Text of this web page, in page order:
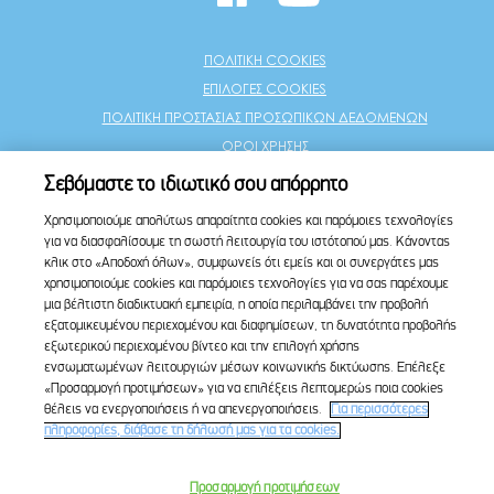
ΠΟΛΙΤΙΚΗ COOKIES
ΕΠΙΛΟΓΕΣ COOKIES
ΠΟΛΙΤΙΚΗ ΠΡΟΣΤΑΣΙΑΣ ΠΡΟΣΩΠΙΚΩΝ ΔΕΔΟΜΕΝΩΝ
ΟΡΟΙ ΧΡΗΣΗΣ
ΙΔΕΕΣ ΠΟΥ ΜΙΛΑΝΕ
Σεβόμαστε το ιδιωτικό σου απόρρητο
Χρησιμοποιούμε απολύτως απαραίτητα cookies και παρόμοιες τεχνολογίες
για να διασφαλίσουμε τη σωστή λειτουργία του ιστότοπού μας. Κάνοντας
κλικ στο «Αποδοχή όλων», συμφωνείς ότι εμείς και οι συνεργάτες μας
χρησιμοποιούμε cookies και παρόμοιες τεχνολογίες για να σας παρέχουμε
μια βέλτιστη διαδικτυακή εμπειρία, η οποία περιλαμβάνει την προβολή
εξατομικευμένου περιεχομένου και διαφημίσεων, τη δυνατότητα προβολής
εξωτερικού περιεχομένου βίντεο και την επιλογή χρήσης
ενσωματωμένων λειτουργιών μέσων κοινωνικής δικτύωσης. Επέλεξε
«Προσαρμογή προτιμήσεων» για να επιλέξεις λεπτομερώς ποια cookies
θέλεις να ενεργοποιήσεις ή να απενεργοποιήσεις.
Για περισσότερες
πληροφορίες, διάβασε τη δήλωσή μας για τα cookies.
Προσαρμογή προτιμήσεων